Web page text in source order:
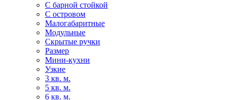
С барной стойкой
С островом
Малогабаритные
Модульные
Скрытые ручки
Размер
Мини-кухни
Узкие
3 кв. м.
5 кв. м.
6 кв. м.